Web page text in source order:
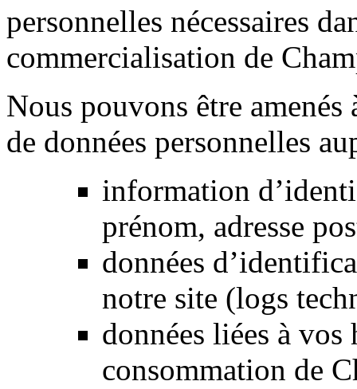
personnelles nécessaires
commercialisation de
Nous pouvons être
de données personnelles
information
prénom, adresse
données
notre site (logs
données liées à vos
consommation de